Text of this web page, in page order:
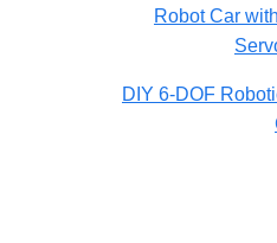
Robot Car
DIY 6-DOF